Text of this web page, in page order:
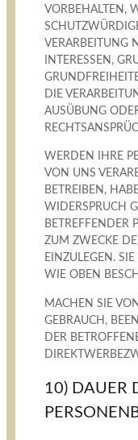
VORBEHALTEN,
VERARBEITUNG
INTERESSEN,
DIE
AUSÜBUNG
WERDEN IHRE
VON UNS
BETREIBEN,
WIDERSPRUCH
BETREFFENDER
ZUM ZWECKE
EINZULEGEN.
WIE OBEN
MACHEN SIE
GEBRAUCH,
DER
10) DAUER